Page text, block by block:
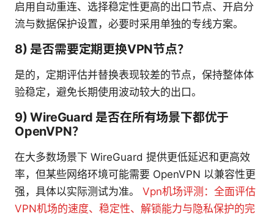
启用自动重连、选择稳定性更高的出口节点、开启分
流与数据保护设置，必要时采用单独的专线方案。
8) 是否需要定期更换VPN节点？
是的，定期评估并替换表现较差的节点，保持整体体
验稳定，避免长期使用波动较大的出口。
9) WireGuard 是否在所有场景下都优于
OpenVPN？
在大多数场景下 WireGuard 提供更低延迟和更高效
率，但某些网络环境可能需要 OpenVPN 以兼容性更
强，具体以实际测试为准。 Vpn机场评测：全面评估
VPN机场的速度、稳定性、解锁能力与隐私保护的完